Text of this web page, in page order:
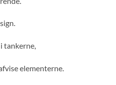
tankerne,
elementerne.